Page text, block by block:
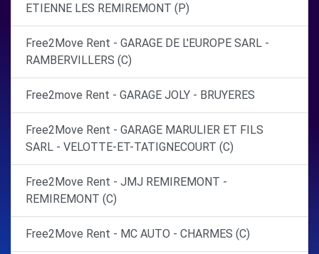
ETIENNE LES REMIREMONT (P)
Free2Move Rent - GARAGE DE L'EUROPE SARL -
RAMBERVILLERS (C)
Free2move Rent - GARAGE JOLY - BRUYERES
Free2Move Rent - GARAGE MARULIER ET FILS
SARL - VELOTTE-ET-TATIGNECOURT (C)
Free2Move Rent - JMJ REMIREMONT -
REMIREMONT (C)
Free2Move Rent - MC AUTO - CHARMES (C)